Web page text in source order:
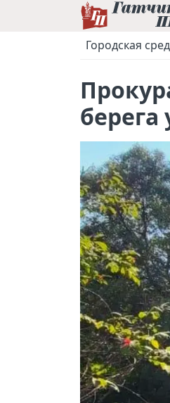
Городская
берега